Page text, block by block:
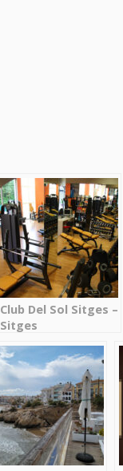
Club Del Sol Sitges –
Sitges